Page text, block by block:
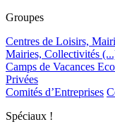
Groupes
Centres de Loisirs,
Mairies, Collectivités
Camps de Vacances
Privées
Comités d’Entreprises
Spéciaux !